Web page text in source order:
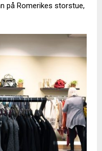
på Romerikes storstue,